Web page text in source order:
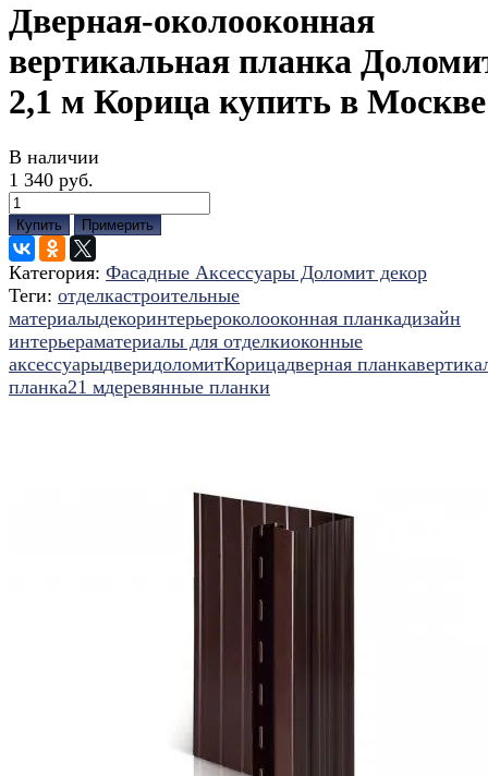
Дверная-околооконная
вертикальная планка
2,1 м Корица купить в Москве
В наличии
1 340 руб.
Купить Примерить
Категория: Фасадные Аксессуары Доломит декор
Теги: отделкастроительные
материалыдекоринтерьероколооконная планкадизайн
интерьераматериалы для отделкиоконные
аксессуарыдверидоломитКорицадверная планка
планка21 мдеревянные планки